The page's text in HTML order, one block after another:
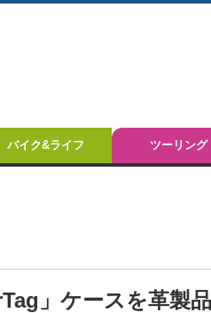
バイク&ライフ ツーリング
」ケースを革製